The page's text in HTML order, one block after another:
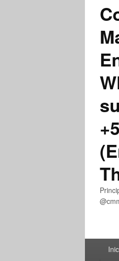
principal